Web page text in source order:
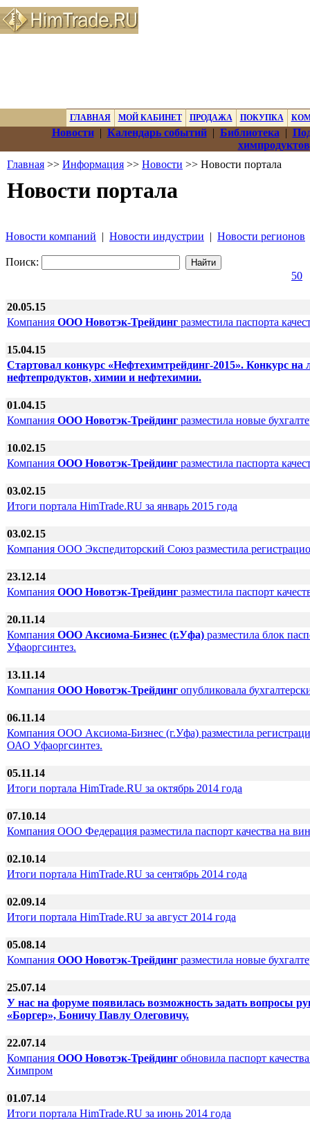
ГЛАВНАЯ МОЙ КАБИНЕТ ПРОДАЖА ПОКУПКА
Новости| Календарь событий| Библиотека |
химпродуктов
Главная >> Информация >> Новости >> Новости портала
Новости портала
Новости компаний | Новости индустрии | Новости регионов
Поиск:
50
20.05.15
Компания ООО Новотэк-Трейдинг разместила паспорта
15.04.15
Стартовал конкурс «Нефтехимтрейдинг-2015». Конкурс на
нефтепродуктов, химии и нефтехимии.
01.04.15
Компания ООО Новотэк-Трейдинг разместила новые
10.02.15
Компания ООО Новотэк-Трейдинг разместила паспорта
03.02.15
Итоги портала HimTrade.RU за январь 2015 года
03.02.15
Компания ООО Экспедиторский Союз разместила
23.12.14
Компания ООО Новотэк-Трейдинг разместила паспорт
20.11.14
Компания ООО Аксиома-Бизнес (г.Уфа) разместила блок
Уфаоргсинтез.
13.11.14
Компания ООО Новотэк-Трейдинг опубликовала
06.11.14
Компания ООО Аксиома-Бизнес (г.Уфа) разместила
ОАО Уфаоргсинтез.
05.11.14
Итоги портала HimTrade.RU за октябрь 2014 года
07.10.14
Компания ООО Федерация разместила паспорт качества на
02.10.14
Итоги портала HimTrade.RU за сентябрь 2014 года
02.09.14
Итоги портала HimTrade.RU за август 2014 года
05.08.14
Компания ООО Новотэк-Трейдинг разместила новые
25.07.14
У нас на форуме появилась возможность задать вопросы
«Боргер», Боничу Павлу Олеговичу.
22.07.14
Компания ООО Новотэк-Трейдинг обновила паспорт
Химпром
01.07.14
Итоги портала HimTrade.RU за июнь 2014 года